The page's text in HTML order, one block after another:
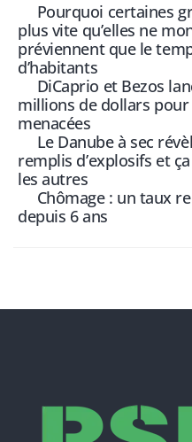
Pourquoi certaines
plus vite qu’elles ne
préviennent que le
d’habitants
DiCaprio et Bezos
millions de dollars pour
menacées
Le Danube à sec
remplis d’explosifs et
les autres
Chômage : un taux
depuis 6 ans